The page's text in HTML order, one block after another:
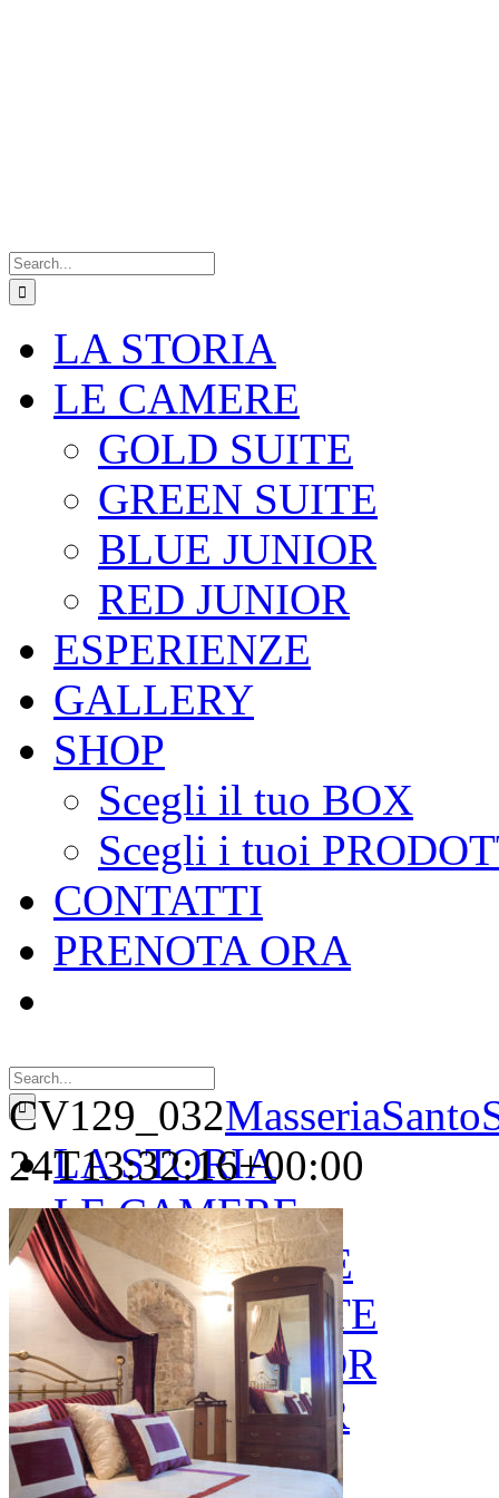
for:
LA STORIA
LE CAMERE
GOLD SUITE
GREEN SUITE
BLUE JUNIOR
RED JUNIOR
ESPERIENZE
GALLERY
SHOP
Scegli il tuo BOX
Scegli i tuoi
CONTATTI
PRENOTA ORA
for:
LA STORIA
LE CAMERE
GOLD SUITE
GREEN SUITE
BLUE JUNIOR
RED JUNIOR
ESPERIENZE
CV129_032
24T13:32:16+00:00